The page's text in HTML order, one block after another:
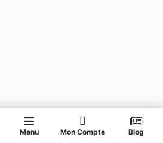
Menu Mon Compte Blog